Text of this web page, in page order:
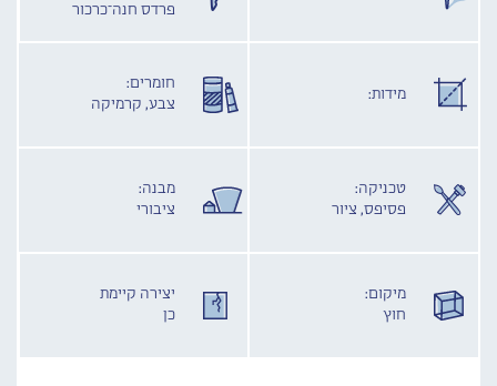
פרדס חנה־כרכור
מידות:
חומרים:
צבע, קרמיקה
טכניקה:
פסיפס, ציור
מבנה:
ציבורי
מיקום:
חוץ
יצירה קיימת
כן